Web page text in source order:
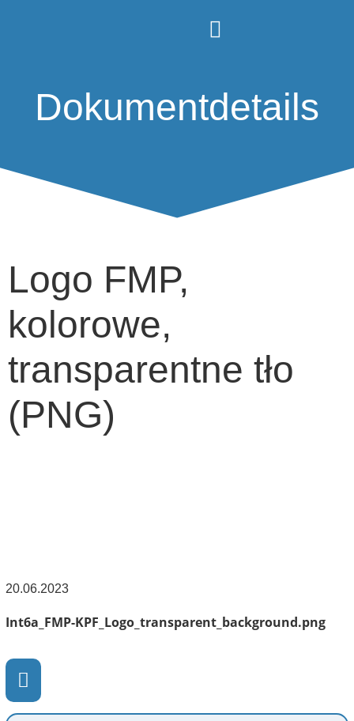
Dokumentdetails
Logo FMP,
kolorowe,
transparentne tło
(PNG)
20.06.2023
Int6a_FMP-KPF_Logo_transparent_background.png